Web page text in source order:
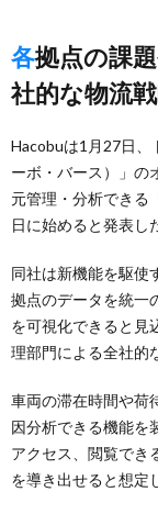
各拠点の課題や改善ポイントを可視化、全
社的な物流
Hacobuは1月27日
ーボ・バース）」の
元管理・分析できる
日に始めると発表し
同社は新機能を駆使
拠点のデータを統一
を可視化できると見
理部門による全社的
車両の滞在時間や荷
因分析できる機能を
アクセス、閲覧でき
を導き出せると想定